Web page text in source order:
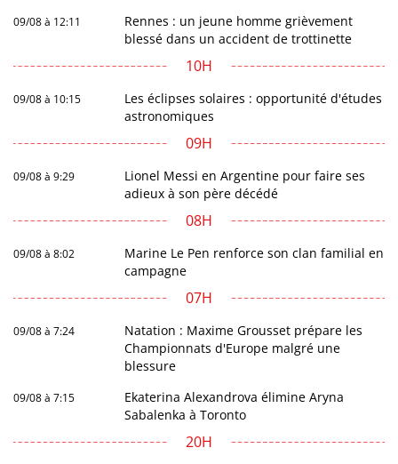
09/08 à 12:11
Rennes : un jeune homme grièvement
blessé dans un accident de trottinette
10H
09/08 à 10:15
Les éclipses solaires : opportunité d'études
astronomiques
09H
09/08 à 9:29
Lionel Messi en Argentine pour faire ses
adieux à son père décédé
08H
09/08 à 8:02
Marine Le Pen renforce son clan familial en
campagne
07H
09/08 à 7:24
Natation : Maxime Grousset prépare les
Championnats d'Europe malgré une
blessure
09/08 à 7:15
Ekaterina Alexandrova élimine Aryna
Sabalenka à Toronto
20H